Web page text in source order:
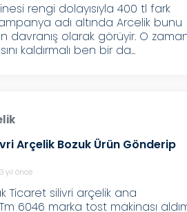
rengi dolayısıyla 400 tl fark
adı altında Arcelik bunu
davranış olarak görüyir. O
kaldırmalı ben bir da...
Arçelik Bozuk Ürün Gönderip
yıl önce
Ticaret silivri arçelik ana
Tm 6046 marka tost makinası